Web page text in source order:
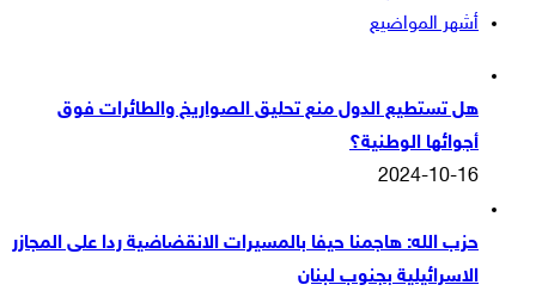
أشهر المواضيع
هل تستطيع الدول منع تحليق الصواريخ والطائرات فوق
أجوائها الوطنية؟
2024-10-16
حزب الله: هاجمنا حيفا بالمسيرات الانقضاضية ردا على المجازر
الاسرائيلية بجنوب لبنان